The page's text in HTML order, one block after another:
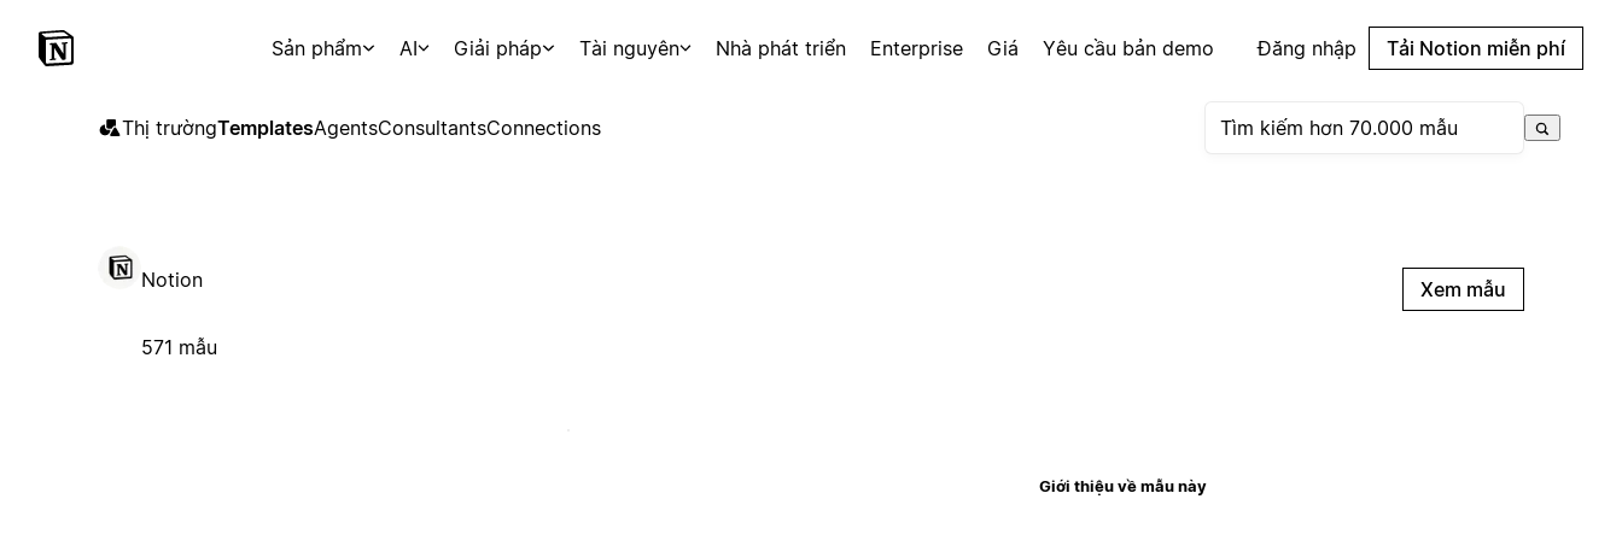
Sản phẩm AI Giải pháp Tài nguyên Nhà phát triển Enterprise Giá Yêu cầu bản demo Đăng nhập Tải Notion miễn phí
Thị trườngTemplatesAgentsConsultantsConnections
Notion
571 mẫu
Xem mẫu
Giới thiệu về mẫu này